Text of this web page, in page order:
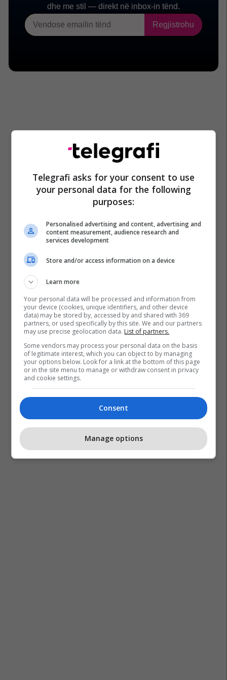
Telegrafi asks for your consent to use
your personal data for the following
purposes:
Personalised advertising and content, advertising and
content measurement, audience research and
services development
Store and/or access information on a device
Learn more
Your personal data will be processed and information from
your device (cookies, unique identifiers, and other device
data) may be stored by, accessed by and shared with 369
partners, or used specifically by this site. We and our partners
may use precise geolocation data. List of partners.
Some vendors may process your personal data on the basis
of legitimate interest, which you can object to by managing
your options below. Look for a link at the bottom of this page
or in the site menu to manage or withdraw consent in privacy
and cookie settings.
Consent
Manage options